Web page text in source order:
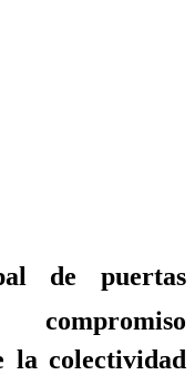
de puertas
la colectividad